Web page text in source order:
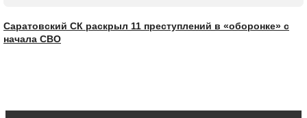
Саратовский СК раскрыл 11 преступлений в «оборонке» с
начала СВО